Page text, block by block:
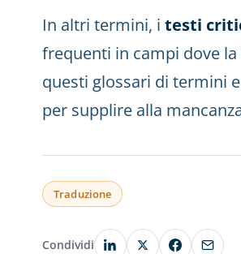
In altri termini, i testi
frequenti in campi dove
questi glossari di termini
per supplire alla
Traduzione
Condividi